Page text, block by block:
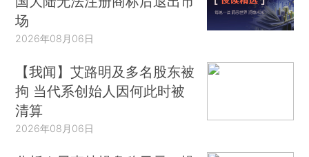
场
2026年08月06日
【我闻】艾路明及多名股东被
拘 当代系创始人因何此时被
清算
2026年08月06日